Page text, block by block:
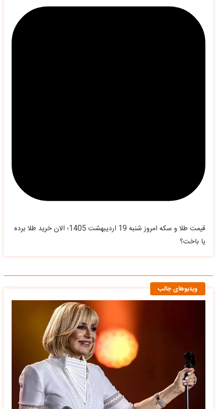
قیمت طلا و سکه امروز شنبه 19 اردیبهشت 1405؛ الان خرید طلا برده
یا باخت؟
ویدیوهای جالب